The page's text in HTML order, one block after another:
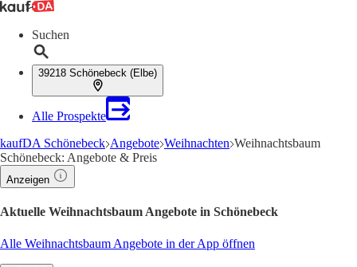
Suchen
39218 Schönebeck (Elbe)
Alle Prospekte
kaufDA Schönebeck Angebote Weihnachten Weihnachtsbaum
Schönebeck: Angebote & Preis
Anzeigen
Aktuelle Weihnachtsbaum Angebote in Schönebeck
Alle Weihnachtsbaum Angebote in der App öffnen